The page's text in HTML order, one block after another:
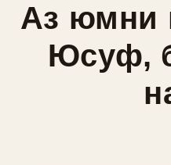
Аз юмни
Юсуф,